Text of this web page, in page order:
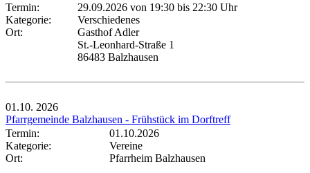
Termin:
29.09.2026 von 19:30 bis 22:30 Uhr
Kategorie:
Verschiedenes
Ort:
Gasthof Adler
St.-Leonhard-Straße 1
86483 Balzhausen
01.10. 2026
Pfarrgemeinde Balzhausen - Frühstück im Dorftreff
Termin:
01.10.2026
Kategorie:
Vereine
Ort:
Pfarrheim Balzhausen